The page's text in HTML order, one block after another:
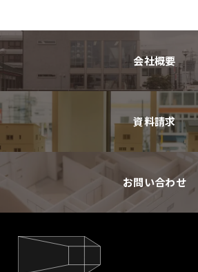
会社概要
資料請求
お問い合わせ